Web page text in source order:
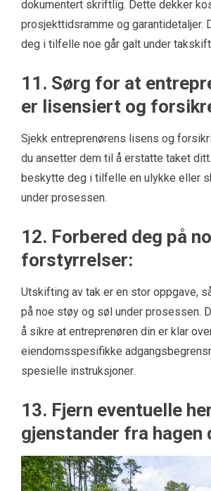
dokumentert skriftlig. Dette dekker
prosjekttidsramme og garantidetaljer.
deg i tilfelle noe går galt under
11. Sørg for at
er lisensiert og
Sjekk entreprenørens lisens og
du ansetter dem til å erstatte taket
beskytte deg i tilfelle en ulykke eller
under prosessen.
12. Forbered deg på
forstyrrelser:
Utskifting av tak er en stor oppgave,
på noe støy og søl under prosessen.
å sikre at entreprenøren din er klar
eiendomsspesifikke
spesielle instruksjoner.
13. Fjern eventuelle
gjenstander fra hagen